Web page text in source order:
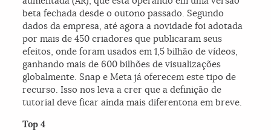
beta fechada desde o outono passado. Segundo
dados da empresa, até agora a novidade foi adotada
por mais de 450 criadores que publicaram seus
efeitos, onde foram usados ​​em 1,5 bilhão de vídeos,
ganhando mais de 600 bilhões de visualizações
globalmente. Snap e Meta já oferecem este tipo de
recurso. Isso nos leva a crer que a definição de
tutorial deve ficar ainda mais diferentona em breve.
Top 4